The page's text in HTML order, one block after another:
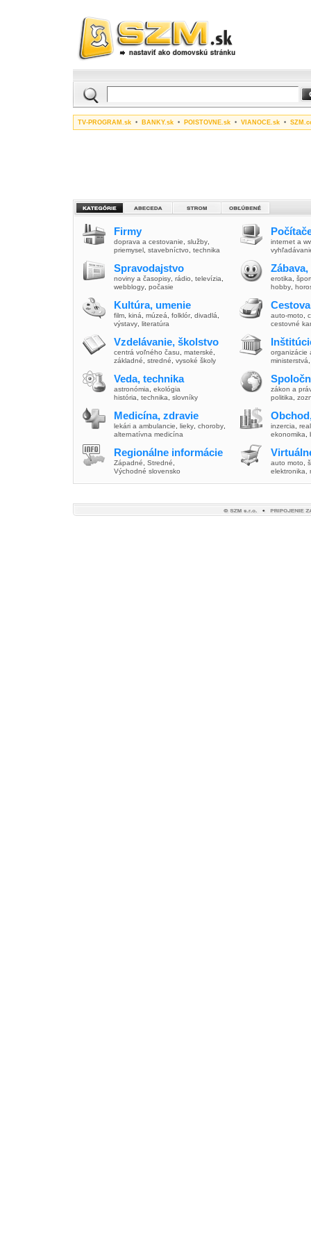
TV-PROGRAM.sk • BANKY.sk • POISTOVNE.sk • VIANOCE.sk •
Firmy
doprava a cestovanie služby
priemysel stavebníctvo technika
Spravodajstvo
noviny a časopisy rádio televízia
webblogy počasie
Kultúra, umenie
film kiná múzeá folklór, divadlá
výstavy literatúra
Vzdelávanie, školstvo
centrá voľného času materské
základné
stredné vysoké školy
Veda, technika
astronómia
ekológia
história
technika slovníky
Medicína, zdravie
lekári a ambulancie lieky choroby
alternatívna medicína
Regionálne informácie
Západné Stredné
Východné slovensko
internet a
erotika
hobby
auto-moto
cestovné
organizácie
ministerstvá
zákon a
politika
inzercia
ekonomika
auto moto
elektronika,